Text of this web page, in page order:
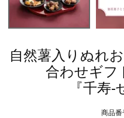
自然薯入りぬれ
合わせギフ
『千寿-
商品番